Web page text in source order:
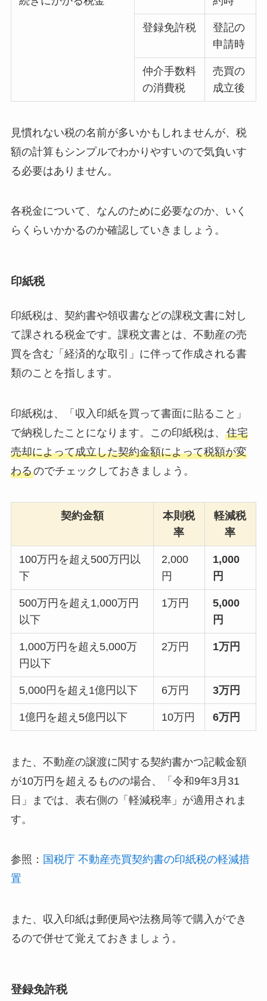
登録免許税
登記の
申請時
仲介手数料
の消費税
売買の
成立後
見慣れない税の名前が多いかもしれませんが、税
額の計算もシンプルでわかりやすいので気負いす
る必要はありません。
各税金について、なんのために必要なのか、いく
らくらいかかるのか確認していきましょう。
印紙税
印紙税は、契約書や領収書などの課税文書に対し
て課される税金です。課税文書とは、不動産の売
買を含む「経済的な取引」に伴って作成される書
類のことを指します。
印紙税は、「収入印紙を買って書面に貼ること」
で納税したことになります。この印紙税は、 住宅
売却によって成立した契約金額によって税額が変
わるのでチェックしておきましょう。
契約金額
本則税
率
軽減税
率
100万円を超え500万円以
下
2,000
円
1,000
円
500万円を超え1,000万円
以下
1万円
5,000
円
1,000万円を超え5,000万
円以下
2万円 1万円
5,000円を超え1億円以下 6万円 3万円
1億円を超え5億円以下 10万円 6万円
また、不動産の譲渡に関する契約書かつ記載金額
が10万円を超えるものの場合、「令和9年3月31
日」までは、表右側の「軽減税率」が適用されま
す。
参照： 国税庁 不動産売買契約書の印紙税の軽減措
置
また、収入印紙は郵便局や法務局等で購入ができ
るので併せて覚えておきましょう。
登録免許税